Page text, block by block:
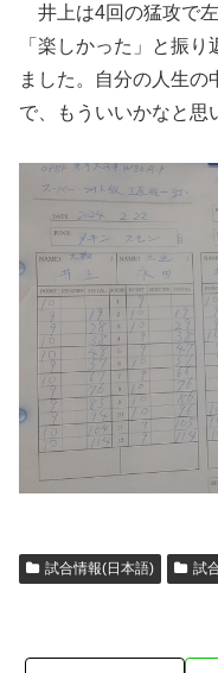
井上は4回の猛攻で
「楽しかった」と振
ました。自分の人生
で、もういいかなと思
試合情報(日本語) 試